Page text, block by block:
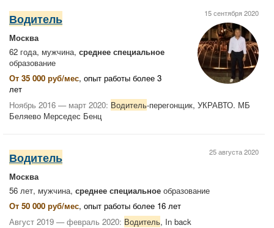
15 сентября 2020
Водитель
Москва
62 года, мужчина, среднее специальное
образование
От 35 000 руб/мес, опыт работы более 3
лет
Ноябрь 2016 — март 2020: Водитель-перегонщик, УКРАВТО. МБ
Беляево Мерседес Бенц
25 августа 2020
Водитель
Москва
56 лет, мужчина, среднее специальное образование
От 50 000 руб/мес, опыт работы более 16 лет
Август 2019 — февраль 2020: Водитель, In back